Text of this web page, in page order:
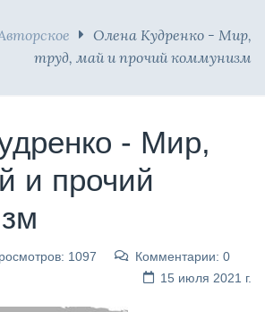
Олена Кудренко - Мир,
труд, май и прочий коммунизм
- Мир,
и прочий
1097
Комментарии: 0
15 июля 2021 г.